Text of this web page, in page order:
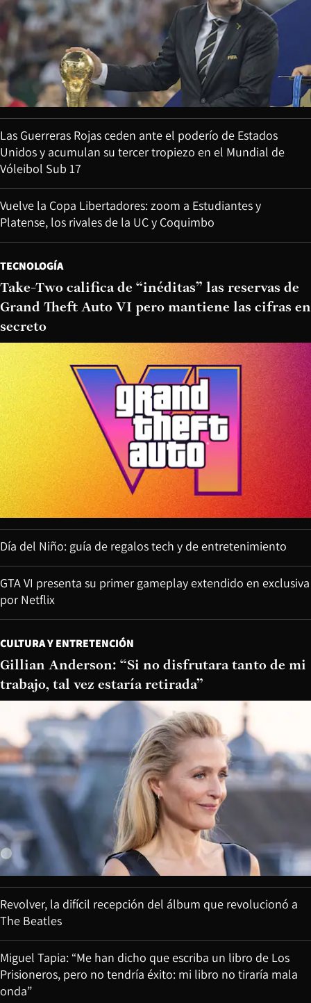
Las Guerreras Rojas ceden ante el poderío de Estados
Unidos y acumulan su tercer tropiezo en el Mundial de
Vóleibol Sub 17
Vuelve la Copa Libertadores: zoom a Estudiantes y
Platense, los rivales de la UC y Coquimbo
TECNOLOGÍA
Take-Two califica de “inéditas” las reservas de
Grand Theft Auto VI pero mantiene las cifras en
secreto
Día del Niño: guía de regalos tech y de entretenimiento
GTA VI presenta su primer gameplay extendido en exclusiva
por Netflix
CULTURA Y ENTRETENCIÓN
Gillian Anderson: “Si no disfrutara tanto de mi
trabajo, tal vez estaría retirada”
Revolver, la difícil recepción del álbum que revolucionó a
The Beatles
Miguel Tapia: “Me han dicho que escriba un libro de Los
Prisioneros, pero no tendría éxito: mi libro no tiraría mala
onda”